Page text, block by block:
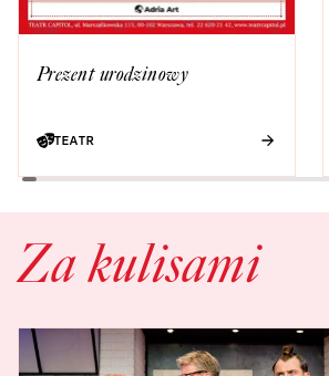
Prezent urodzinowy
TEATR
Za kulisami